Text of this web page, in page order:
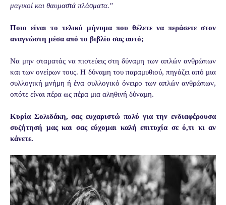
μαγικοί και θαυμαστά πλάσματα."
Ποιο είναι το τελικό μήνυμα που θέλετε να περάσετε στον
αναγνώστη μέσα από το βιβλίο σας αυτό;
Να μην σταματάς να πιστεύεις στη δύναμη των απλών ανθρώπων
και των ονείρων τους. Η δύναμη του παραμυθιού, πηγάζει από μια
συλλογική μνήμη ή ένα συλλογικό όνειρο των απλών ανθρώπων,
οπότε είναι πέρα ως πέρα μια αληθινή δύναμη.
Κυρία Σολιδάκη, σας ευχαριστώ πολύ για την ενδιαφέρουσα
συζήτησή μας και σας εύχομαι καλή επιτυχία σε ό,τι κι αν
κάνετε.